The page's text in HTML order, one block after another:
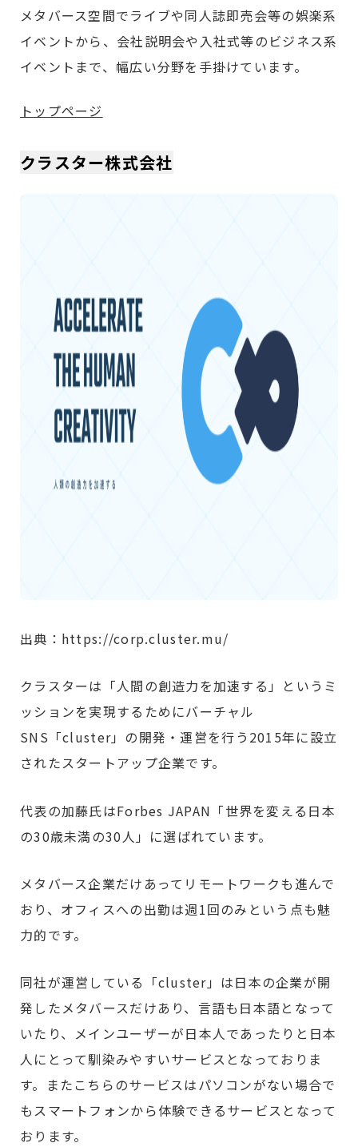
メタバース空間でライブや同人誌即売会等の娯楽系
イベントから、会社説明会や入社式等のビジネス系
イベントまで、幅広い分野を手掛けています。
トップページ
クラスター株式会社
出典：https://corp.cluster.mu/
クラスターは「人間の創造力を加速する」というミ
ッションを実現するためにバーチャル
SNS「cluster」の開発・運営を行う2015年に設立
されたスタートアップ企業です。
代表の加藤氏はForbes JAPAN「世界を変える日本
の30歳未満の30人」に選ばれています。
メタバース企業だけあってリモートワークも進んで
おり、オフィスへの出勤は週1回のみという点も魅
力的です。
同社が運営している「cluster」は日本の企業が開
発したメタバースだけあり、言語も日本語となって
いたり、メインユーザーが日本人であったりと日本
人にとって馴染みやすいサービスとなっておりま
す。またこちらのサービスはパソコンがない場合で
もスマートフォンから体験できるサービスとなって
おります。